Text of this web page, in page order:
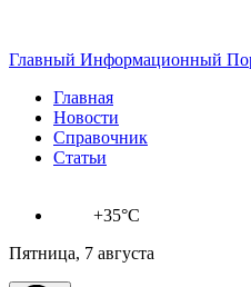
Главный Информационный
Главная
Новости
Справочник
Статьи
+35°C
Пятница, 7 августа